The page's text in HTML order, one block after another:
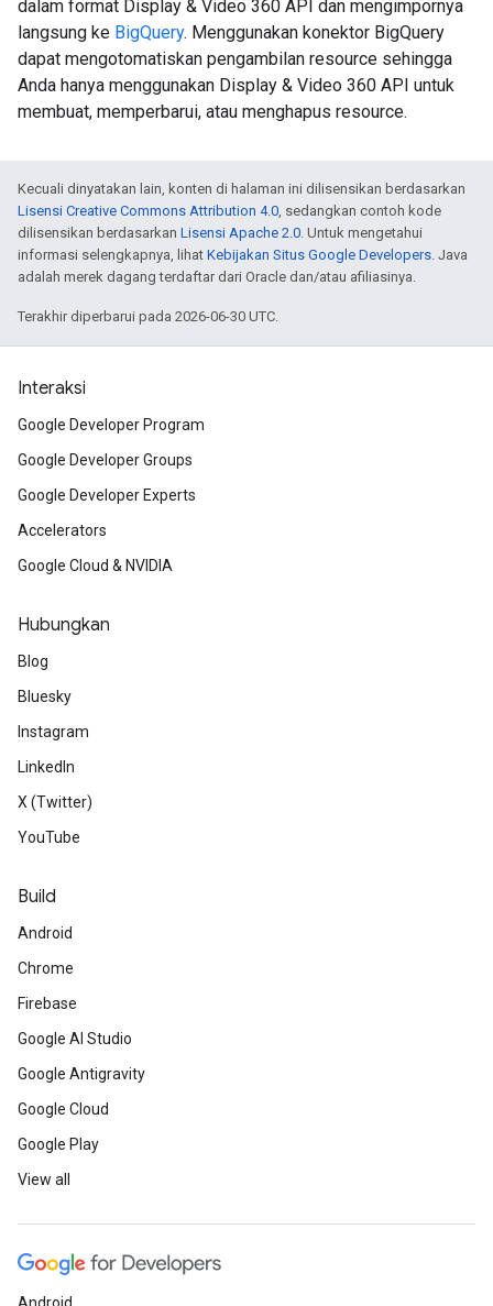
dalam format Display & Video 360 API dan mengimpornya
langsung ke BigQuery. Menggunakan konektor BigQuery
dapat mengotomatiskan pengambilan resource sehingga
Anda hanya menggunakan Display & Video 360 API untuk
membuat, memperbarui, atau menghapus resource.
Kecuali dinyatakan lain, konten di halaman ini dilisensikan berdasarkan
Lisensi Creative Commons Attribution 4.0, sedangkan contoh kode
dilisensikan berdasarkan Lisensi Apache 2.0. Untuk mengetahui
informasi selengkapnya, lihat Kebijakan Situs Google Developers. Java
adalah merek dagang terdaftar dari Oracle dan/atau afiliasinya.
Terakhir diperbarui pada 2026-06-30 UTC.
Interaksi
Google Developer Program
Google Developer Groups
Google Developer Experts
Accelerators
Google Cloud & NVIDIA
Hubungkan
Blog
Bluesky
Instagram
LinkedIn
X (Twitter)
YouTube
Build
Android
Chrome
Firebase
Google AI Studio
Google Antigravity
Google Cloud
Google Play
View all